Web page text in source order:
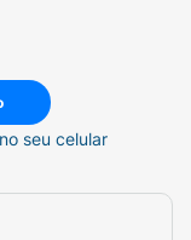
seu celular